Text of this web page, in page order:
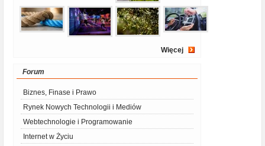
Więcej
Forum
Biznes, Finase i Prawo
Rynek Nowych Technologii i Mediów
Webtechnologie i Programowanie
Internet w Życiu